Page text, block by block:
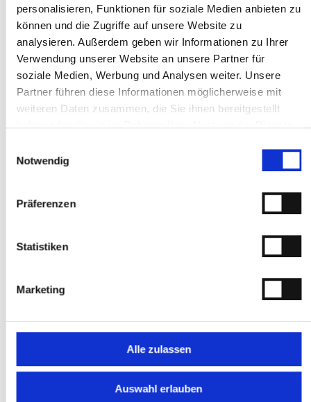
personalisieren, Funktionen für soziale Medien anbieten zu
können und die Zugriffe auf unsere Website zu
analysieren. Außerdem geben wir Informationen zu Ihrer
Verwendung unserer Website an unsere Partner für
soziale Medien, Werbung und Analysen weiter. Unsere
Partner führen diese Informationen möglicherweise mit
weiteren Daten zusammen, die Sie ihnen bereitgestellt
Notwendig
Präferenzen
Statistiken
Marketing
Alle zulassen
Auswahl erlauben
Mo-Fr: 7:00 - 18:00 Uhr
Sa: 8:00 - 12:00 Uhr
Ansprechpartner
Geschäftsführer
Anrede
Vorname*